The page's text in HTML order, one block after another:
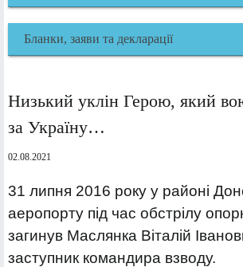
Бланки, заяви та декларації
Низький уклін Герою, який
за Україну…
02.08.2021
31 липня 2016 року у районі
аеропорту під час обстрілу
загинув Маслянка Віталій
заступник командира взводу.